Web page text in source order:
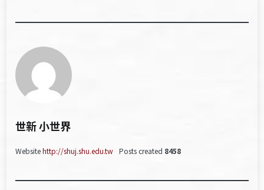
世新 小世界
Websitehttp://shuj.shu.edu.tw Posts created 8458